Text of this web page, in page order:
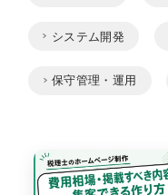
システム開発
保守管理・運用